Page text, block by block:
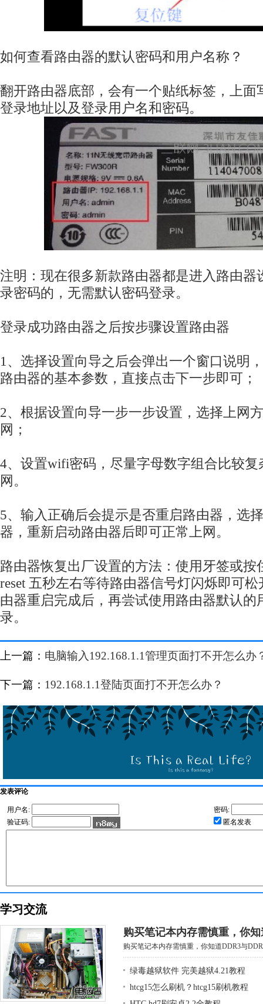
如何查看路由器的默认密码和用户名称？
翻开路由器底部，会有一个贴纸标签，上面
登录地址以及登录用户名和密码。
注明：现在很多新款路由器都是进入路由器
录密码的，无需默认密码登录。
登录成功路由器之后按步骤设置路由器
1、选择设置向导之后会弹出一个窗口说明
路由器的基本参数，直接点击下一步即可；
2、根据设置向导一步一步设置，选择上网
网；
4、设置wifi密码，尽量字母数字组合比较复
网。
5、输入正确后会提示是否重启路由器，选
器，重新启动路由器后即可正常上网。
路由器恢复出厂设置的方法：使用牙签或按
reset 五秒左右等待路由器信号灯闪烁即可
由器重启完成后，再尝试使用路由器默认的
录。
上一篇： 电脑输入192.168.1.1管理页面打不开怎么办
下一篇： 192.168.1.1登陆页面打不开怎么办？
发表评论
用户名:
密码:
验证码:
匿名发表
学习交流
购买笔记本内存需慎重，你
购买笔记本内存需慎重，你知道DDR3与
绿毒越狱软件 完美越狱4.21教程
htcg15怎么刷机？htcg15刷机教程